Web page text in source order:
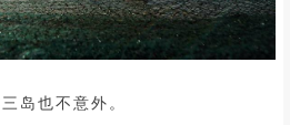
岛也不意外。